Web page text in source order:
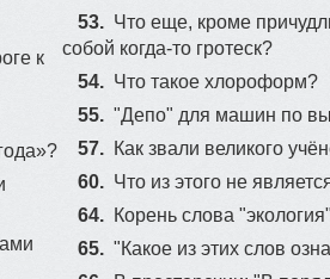
к
53. Что еще, кроме
собой когда-то гротеск?
54. Что такое хлороформ?
55. "Депо" для машин по
57. Как звали великого
60. Что из этого не
64. Корень слова
65. "Какое из этих слов